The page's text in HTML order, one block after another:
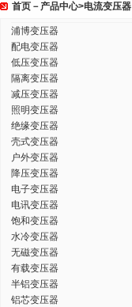
首页 － 产品中心>电流变压器
浦博变压器
配电变压器
低压变压器
隔离变压器
减压变压器
照明变压器
绝缘变压器
壳式变压器
户外变压器
降压变压器
电子变压器
电讯变压器
饱和变压器
水冷变压器
无磁变压器
有载变压器
半铝变压器
铝芯变压器